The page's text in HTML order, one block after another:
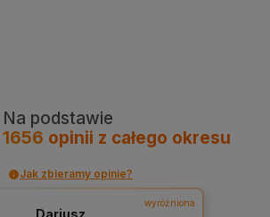
Na podstawie
1656 opinii z całego okresu
Jak zbieramy opinie?
wyróżniona
Dariusz